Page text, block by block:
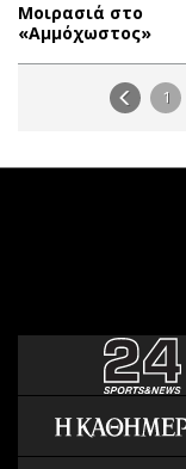
Μοιρασιά στο
«Αμμόχωστος»
1